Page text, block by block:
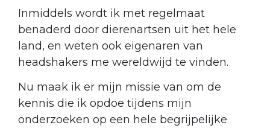
Inmiddels wordt ik met regelmaat
benaderd door dierenartsen uit het hele
land, en weten ook eigenaren van
headshakers me wereldwijd te vinden.
Nu maak ik er mijn missie van om de
kennis die ik opdoe tijdens mijn
onderzoeken op een hele begrijpelijke